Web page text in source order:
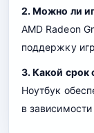
2. Можно ли
AMD Radeon
поддержку
3. Какой срок
Ноутбук
в зависимости